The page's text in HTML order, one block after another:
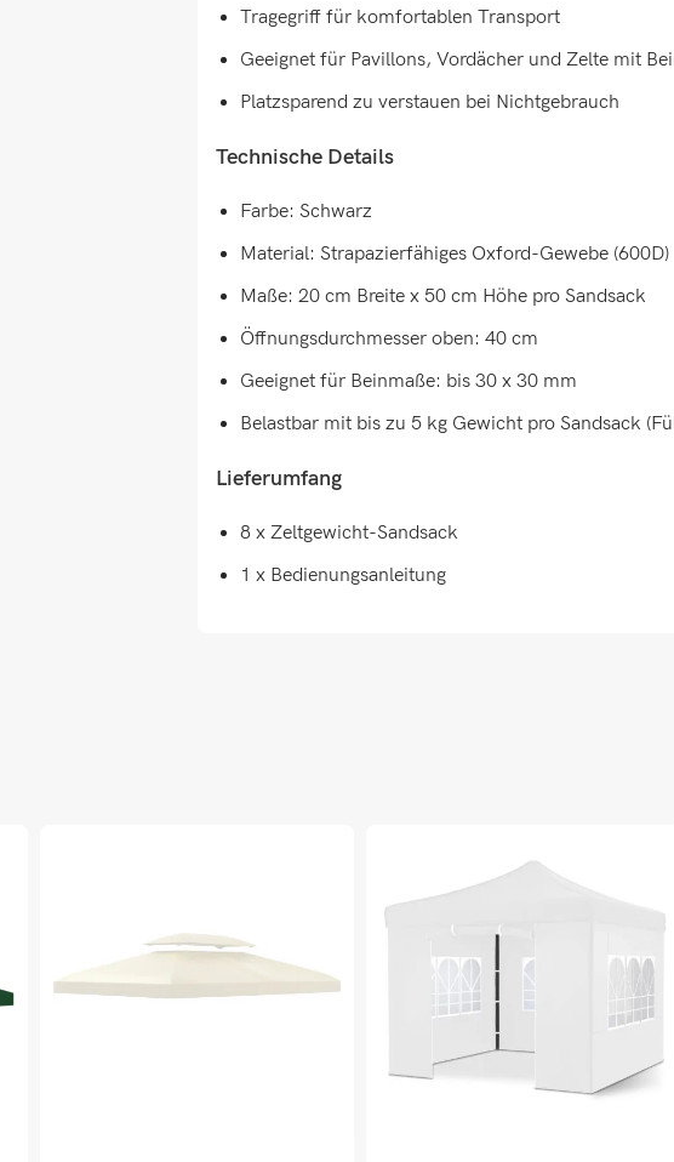
Tragegriff für komfortablen Transport
Geeignet für Pavillons, Vordächer und Zelte mit
Platzsparend zu verstauen bei Nichtgebrauch
Technische Details
Farbe: Schwarz
Material: Strapazierfähiges Oxford-Gewebe (600D)
Maße: 20 cm Breite x 50 cm Höhe pro Sandsack
Öffnungsdurchmesser oben: 40 cm
Geeignet für Beinmaße: bis 30 x 30 mm
Belastbar mit bis zu 5 kg Gewicht pro Sandsack
Lieferumfang
8 x Zeltgewicht-Sandsack
1 x Bedienungsanleitung